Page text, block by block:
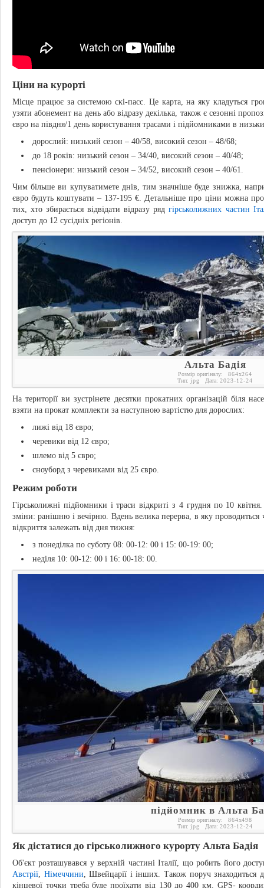
Ціни на курорті
Місце працює за системою скі-пасс. Це карта, на яку кладуться
узяти абонемент на день або відразу декілька, також є сезонні
євро на півдня/1 день користування трасами і підйомниками в
дорослий: низький сезон – 40/58, високий сезон – 48/68;
до 18 років: низький сезон – 34/40, високий сезон – 40/48;
пенсіонери: низький сезон – 34/52, високий сезон – 40/61.
Чим більше ви купуватимете днів, тим значніше буде знижка,
євро будуть коштувати – 137-195 €. Детальніше про ціни можна
тих, хто збирається відвідати відразу рядгірськолижних частин
доступ до 12 сусідніх регіонів.
Альта Бадія
Розмір оригіналу: 864x264
Тип: jpg Дата: 2023-12-24
На території ви зустрінете десятки прокатних організацій біля
взяти на прокат комплекти за наступною вартістю для дорослих:
лижі від 18 євро;
черевики від 12 євро;
шлемо від 5 євро;
сноуборд з черевиками від 25 євро.
Режим роботи
Гірськолижні підйомники і траси відкриті з 4 грудня по 10
зміни: ранішню і вечірню. Вдень велика перерва, в яку проводиться
відкриття залежать від дня тижня:
з понеділка по суботу 08: 00-12: 00 і 15: 00-19: 00;
неділя 10: 00-12: 00 і 16: 00-18: 00.
підйомник в Альта
Розмір оригіналу: 864x498
Тип: jpg Дата: 2023-12-24
Як дістатися до гірськолижного курорту Альта Бадія
Об'єкт розташувався у верхній частині Італії, що робить його
Австрії, Німеччини, Швейцарії і інших. Також поруч знаходиться
кінцевої точки треба буде проїхати від 130 до 400 км. GPS-